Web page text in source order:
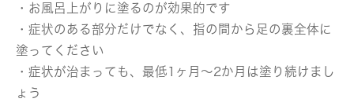
・お風呂上がりに塗るのが効果的です
・症状のある部分だけでなく、指の間から足の裏全体に
塗ってください
・症状が治まっても、最低1ヶ月～2か月は塗り続けまし
ょう